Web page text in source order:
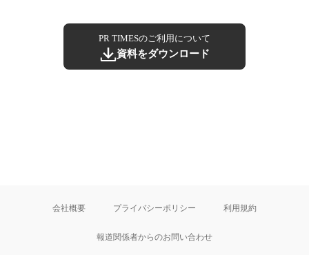
PR TIMESのご利用について
資料をダウンロード
会社概要 プライバシーポリシー 利用規約
報道関係者からのお問い合わせ